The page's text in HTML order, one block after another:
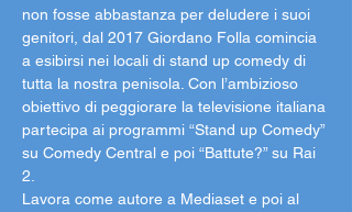
non fosse abbastanza per deludere i suoi
genitori, dal 2017 Giordano Folla comincia
a esibirsi nei locali di stand up comedy di
tutta la nostra penisola. Con l’ambizioso
obiettivo di peggiorare la televisione italiana
partecipa ai programmi “Stand up Comedy”
su Comedy Central e poi “Battute?” su Rai
2.
Lavora come autore a Mediaset e poi al